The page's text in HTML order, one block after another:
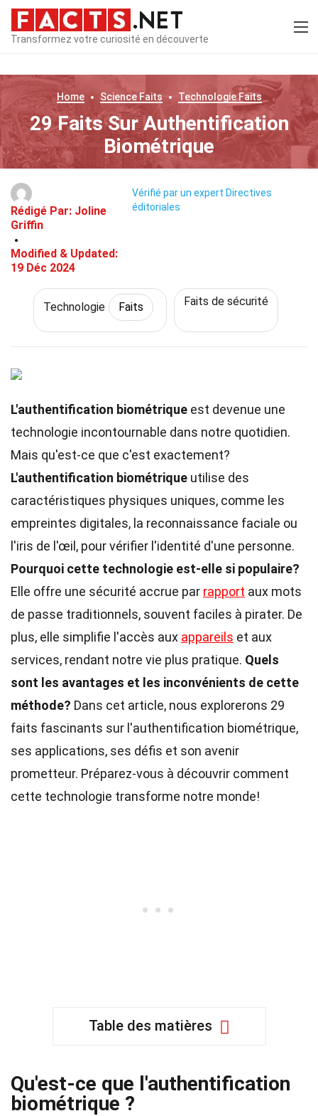
Transformez votre curiosité en découverte
Home ScienceFaits TechnologieFaits
29 Faits Sur Authentification
Biométrique
Rédigé Par: Joline
Griffin
Modified & Updated:
19 Déc 2024
Vérifié par un expert Directives
éditoriales
Technologie Faits Faits de sécurité
L'authentification biométrique est devenue une
technologie incontournable dans notre quotidien.
Mais qu'est-ce que c'est exactement?
L'authentification biométrique utilise des
caractéristiques physiques uniques, comme les
empreintes digitales, la reconnaissance faciale ou
l'iris de l'œil, pour vérifier l'identité d'une personne.
Pourquoi cette technologie est-elle si populaire?
Elle offre une sécurité accrue par rapport aux mots
de passe traditionnels, souvent faciles à pirater. De
plus, elle simplifie l'accès aux appareils et aux
services, rendant notre vie plus pratique. Quels
sont les avantages et les inconvénients de cette
méthode? Dans cet article, nous explorerons 29
faits fascinants sur l'authentification biométrique,
ses applications, ses défis et son avenir
prometteur. Préparez-vous à découvrir comment
cette technologie transforme notre monde!
Table des matières
Qu'est-ce que l'authentification
biométrique ?